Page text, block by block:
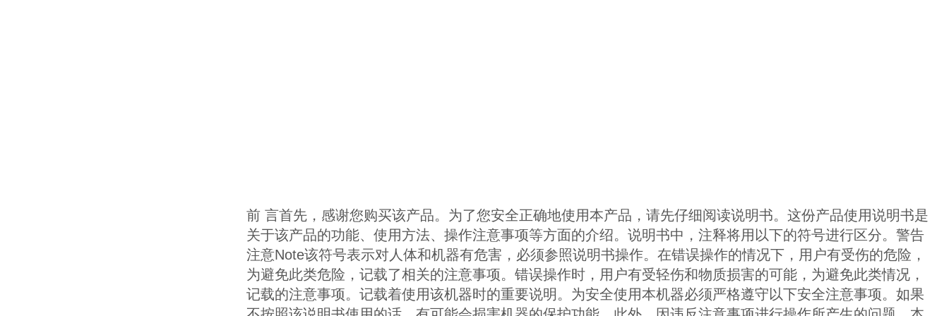
前 言首先，感谢您购买该产品。为了您安全正确地使用本产品，请先仔细阅读说明书。这份产品使用说明书是
关于该产品的功能、使用方法、操作注意事项等方面的介绍。说明书中，注释将用以下的符号进行区分。警告
注意Note该符号表示对人体和机器有危害，必须参照说明书操作。在错误操作的情况下，用户有受伤的危险，
为避免此类危险，记载了相关的注意事项。错误操作时，用户有受轻伤和物质损害的可能，为避免此类情况，
记载的注意事项。记载着使用该机器时的重要说明。为安全使用本机器必须严格遵守以下安全注意事项。如果